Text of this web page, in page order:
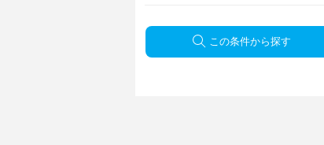
この条件から探す